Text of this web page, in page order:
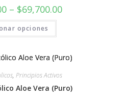
– $69,700.00
opciones
, Principios Activos
Aloe Vera (Puro)